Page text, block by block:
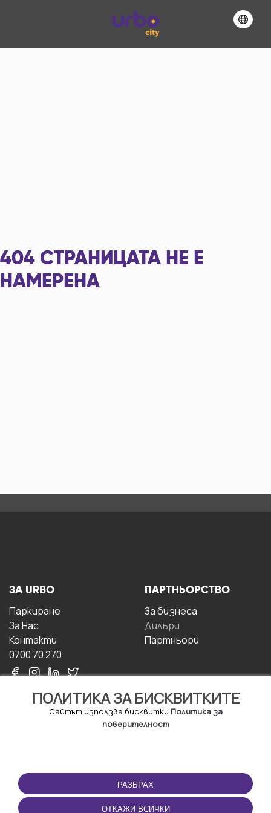
404 СТРАНИЦАТА НЕ Е
НАМЕРЕНА
ПОЛИТИКА ЗА БИСКВИТКИТЕ
Сайтът използва бисквитки Политика за
поверителност
РАЗБРАХ
ОТКАЖИ ВСИЧКИ
ЗА URBO
Паркиране
За Hас
Контакти
0700 70 270
ПАРТНЬОРСТВО
За бизнесa
Дилъри
Партньори
ПОЛЗВАНЕ
Правила и условия за
ползване
ПРИЛОЖЕНИЕТО